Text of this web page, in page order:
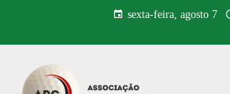
o
conteúdo
sexta-feira, agosto 7